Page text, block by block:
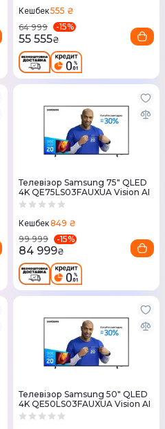
Кешбек555 ₴
64 999
-15%
55 555₴
Телевізор Samsung 75" QLED
4K QE75LS03FAUXUA Vision AI
Кешбек849 ₴
99 999
-15%
84 999₴
Телевізор Samsung 50" QLED
4K QE50LS03FAUXUA Vision AI